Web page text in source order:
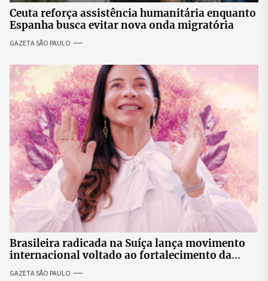
Ceuta reforça assistência humanitária enquanto
Espanha busca evitar nova onda migratória
GAZETA SÃO PAULO
Brasileira radicada na Suíça lança movimento
internacional voltado ao fortalecimento da
identidade feminina
GAZETA SÃO PAULO